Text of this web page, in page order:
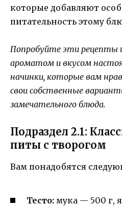
которые добавляют
питательность этому
Попробуйте эти рецепты
ароматом и вкусом
начинки, которые вам
свои собственные
замечательного блюда.
Подраздел 2.1:
питы с творогом
Вам понадобятся
Тесто: мука — 500 г,